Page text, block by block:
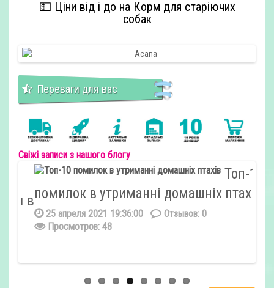
💵 Ціни від і до на Корм для старіючих
собак
Переваги для вас
Свіжі записи з нашого блогу
Топ-10
помилок в утриманні домашніх птахів
25 апреля 2021 19:36:00
Отзывов: 0
Просмотров: 48